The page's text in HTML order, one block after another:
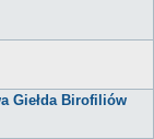
Giełda Birofiliów